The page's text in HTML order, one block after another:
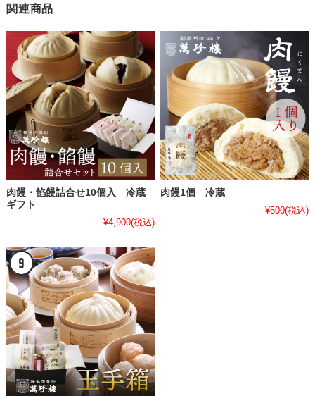
関連商品
肉饅・餡饅詰合せ10個入 冷蔵
ギフト
¥4,900(税込)
肉饅1個 冷蔵
¥500(税込)